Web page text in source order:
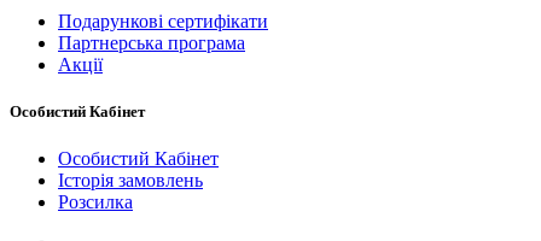
Подарункові сертифікати
Партнерська програма
Акції
Особистий Кабінет
Особистий Кабінет
Історія замовлень
Розсилка